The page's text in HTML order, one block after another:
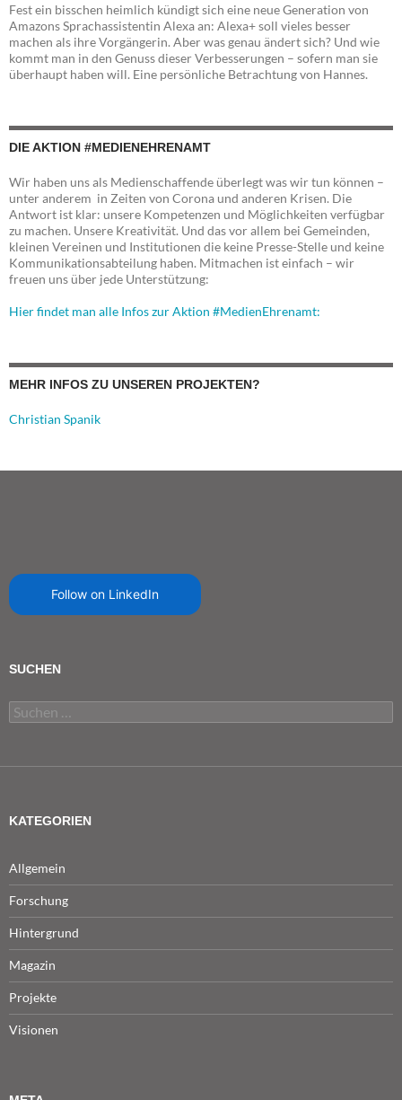
Fest ein bisschen heimlich kündigt sich eine neue Generation von
Amazons Sprachassistentin Alexa an: Alexa+ soll vieles besser
machen als ihre Vorgängerin. Aber was genau ändert sich? Und wie
kommt man in den Genuss dieser Verbesserungen – sofern man sie
überhaupt haben will. Eine persönliche Betrachtung von Hannes.
DIE AKTION #MEDIENEHRENAMT
Wir haben uns als Medienschaffende überlegt was wir tun können –
unter anderem in Zeiten von Corona und anderen Krisen. Die
Antwort ist klar: unsere Kompetenzen und Möglichkeiten verfügbar
zu machen. Unsere Kreativität. Und das vor allem bei Gemeinden,
kleinen Vereinen und Institutionen die keine Presse-Stelle und keine
Kommunikationsabteilung haben. Mitmachen ist einfach – wir
freuen uns über jede Unterstützung:
Hier findet man alle Infos zur Aktion #MedienEhrenamt:
MEHR INFOS ZU UNSEREN PROJEKTEN?
Christian Spanik
Follow on LinkedIn
SUCHEN
Suchen
nach:
KATEGORIEN
Allgemein
Forschung
Hintergrund
Magazin
Projekte
Visionen